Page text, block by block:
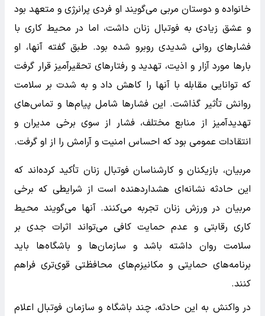
خانواده و دوستان مربی می‌گویند او فردی پرانرژی و متعهد بود
و عشق زیادی به فوتبال زنان داشت، اما در محیط کاری با
فشارهای روانی شدیدی روبرو شده بود. طبق گفته آنها، او
بارها مورد آزار و اذیت، تهدید و رفتارهای تحقیرآمیز قرار گرفت
که توانایی مقابله با آنها را کاهش داد و به شدت بر سلامت
روانش تأثیر گذاشت. این فشارها شامل پیام‌ها و تماس‌های
تهدیدآمیز از منابع مختلف، فشار از سوی برخی مدیران و
انتقادات عمومی بود که احساس امنیت و آرامش را از او گرفت.
مربیان، بازیکنان و کارشناسان فوتبال زنان تأکید کرده‌اند که
این حادثه نشانه‌ای هشداردهنده است از شرایطی که برخی
مربیان در ورزش زنان تجربه می‌کنند. آنها می‌گویند محیط
کاری رقابتی و عدم حمایت کافی می‌تواند اثرات جدی بر
سلامت روان داشته باشد و سازمان‌ها و باشگاه‌ها باید
برنامه‌های حمایتی و مکانیزم‌های محافظتی قوی‌تری فراهم
کنند.
در واکنش به این حادثه، چند باشگاه و سازمان فوتبال اعلام